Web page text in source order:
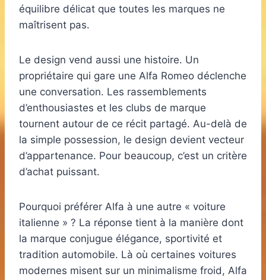
équilibre délicat que toutes les marques ne
maîtrisent pas.
Le design vend aussi une histoire. Un
propriétaire qui gare une Alfa Romeo déclenche
une conversation. Les rassemblements
d’enthousiastes et les clubs de marque
tournent autour de ce récit partagé. Au-delà de
la simple possession, le design devient vecteur
d’appartenance. Pour beaucoup, c’est un critère
d’achat puissant.
Pourquoi préférer Alfa à une autre « voiture
italienne » ? La réponse tient à la manière dont
la marque conjugue élégance, sportivité et
tradition automobile. Là où certaines voitures
modernes misent sur un minimalisme froid, Alfa